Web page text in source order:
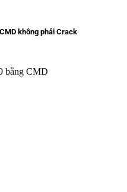
không phải Crack